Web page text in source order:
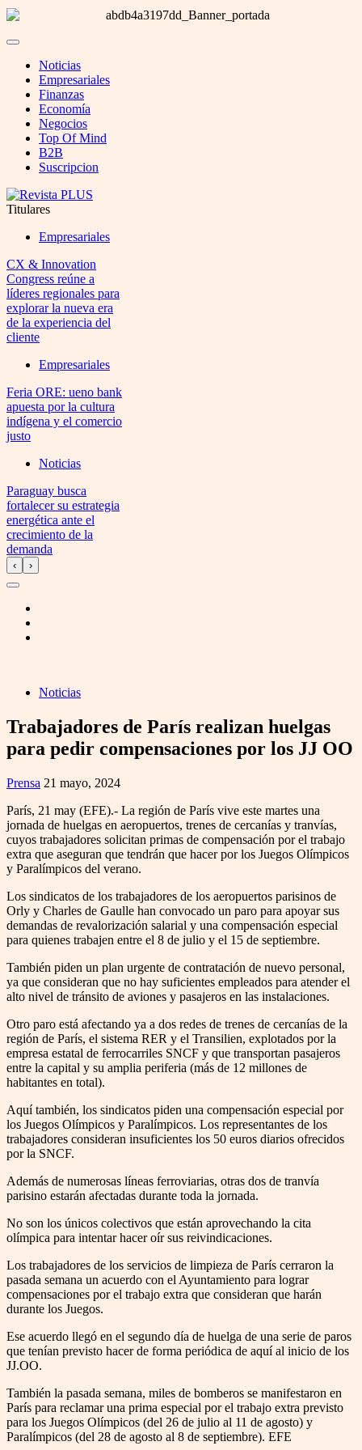
Noticias
Empresariales
Finanzas
Economía
Negocios
Top Of Mind
B2B
Suscripcion
Titulares
Empresariales
CX & Innovation
Congress reúne a
líderes regionales para
explorar la nueva era
de la experiencia del
cliente
Empresariales
Feria ORE: ueno bank
apuesta por la cultura
indígena y el comercio
justo
Noticias
Paraguay busca
fortalecer su estrategia
energética ante el
crecimiento de la
demanda
‹ ›
Noticias
Trabajadores de París realizan huelgas
para pedir compensaciones por los JJ OO
Prensa 21 mayo, 2024
París, 21 may (EFE).- La región de París vive este martes una
jornada de huelgas en aeropuertos, trenes de cercanías y tranvías,
cuyos trabajadores solicitan primas de compensación por el trabajo
extra que aseguran que tendrán que hacer por los Juegos Olímpicos
y Paralímpicos del verano.
Los sindicatos de los trabajadores de los aeropuertos parisinos de
Orly y Charles de Gaulle han convocado un paro para apoyar sus
demandas de revalorización salarial y una compensación especial
para quienes trabajen entre el 8 de julio y el 15 de septiembre.
También piden un plan urgente de contratación de nuevo personal,
ya que consideran que no hay suficientes empleados para atender el
alto nivel de tránsito de aviones y pasajeros en las instalaciones.
Otro paro está afectando ya a dos redes de trenes de cercanías de la
región de París, el sistema RER y el Transilien, explotados por la
empresa estatal de ferrocarriles SNCF y que transportan pasajeros
entre la capital y su amplia periferia (más de 12 millones de
habitantes en total).
Aquí también, los sindicatos piden una compensación especial por
los Juegos Olímpicos y Paralímpicos. Los representantes de los
trabajadores consideran insuficientes los 50 euros diarios ofrecidos
por la SNCF.
Además de numerosas líneas ferroviarias, otras dos de tranvía
parisino estarán afectadas durante toda la jornada.
No son los únicos colectivos que están aprovechando la cita
olímpica para intentar hacer oír sus reivindicaciones.
Los trabajadores de los servicios de limpieza de París cerraron la
pasada semana un acuerdo con el Ayuntamiento para lograr
compensaciones por el trabajo extra que consideran que harán
durante los Juegos.
Ese acuerdo llegó en el segundo día de huelga de una serie de paros
que tenían previsto hacer de forma periódica de aquí al inicio de los
JJ.OO.
También la pasada semana, miles de bomberos se manifestaron en
París para reclamar una prima especial por el trabajo extra previsto
para los Juegos Olímpicos (del 26 de julio al 11 de agosto) y
Paralímpicos (del 28 de agosto al 8 de septiembre). EFE